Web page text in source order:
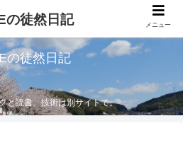
の徒然日記
と読書。技術は別サイトで。
の徒然日記 メニュー